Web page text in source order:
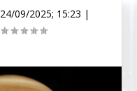
24/09/2025; 15:23 |